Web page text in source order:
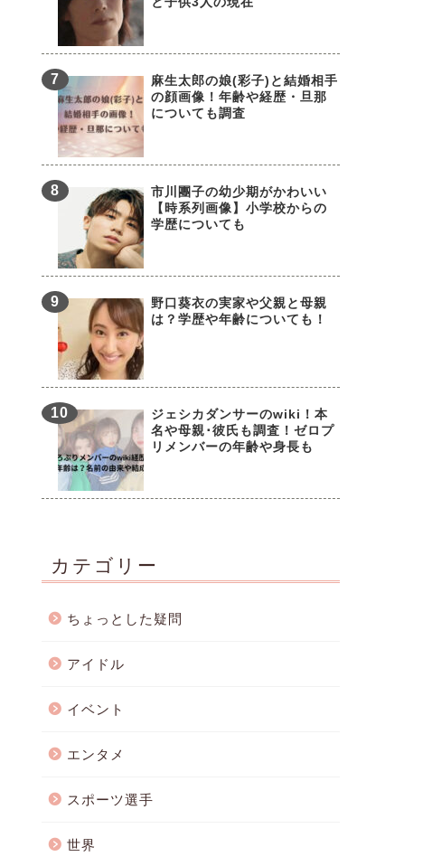
麻生太郎の娘(彩子)と結婚相手
の顔画像！年齢や経歴・旦那
についても調査
市川團子の幼少期がかわいい
【時系列画像】小学校からの
学歴についても
野口葵衣の実家や父親と母親
は？学歴や年齢についても！
ジェシカダンサーのwiki！本
名や母親･彼氏も調査！ゼロプ
リメンバーの年齢や身長も
カテゴリー
ちょっとした疑問
アイドル
イベント
エンタメ
スポーツ選手
世界